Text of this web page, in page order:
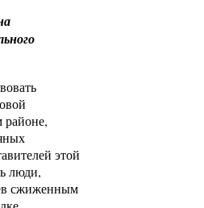
этой
люди,
сжиженным